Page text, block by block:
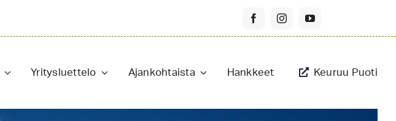
Yritysluettelo Ajankohtaista Hankkeet Keuruu Puoti